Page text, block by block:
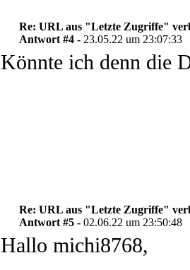
Re: URL aus "Letzte Zugriffe"
Antwort #4 - 23.05.22 um 23:07:33
Könnte ich denn die
Re: URL aus "Letzte Zugriffe"
Antwort #5 -02.06.22 um 23:50:48
Hallo michi8768,